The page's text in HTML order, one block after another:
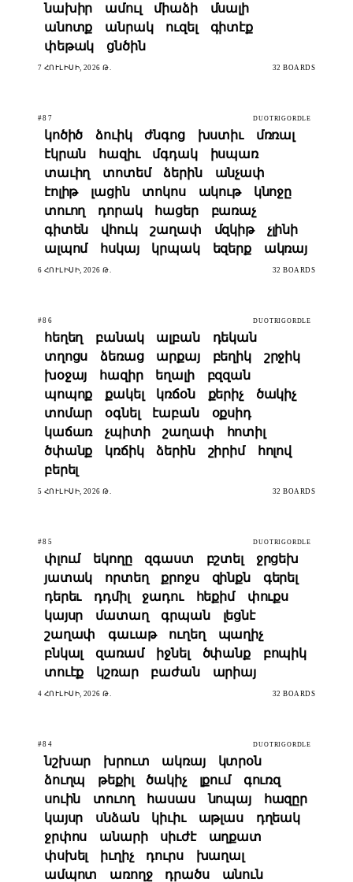
նախիր
ամուլ միաձի
մսալի
անոտք
անրակ ուզել
գիտէք
փեթակ
ցնծին
7 ՀՈՒԼԻՍԻ, 2026 Թ. 32 BOARDS
#87 DUOTRIGORDLE
կոծիծ ձուիկ ժնգոց խստիւ
մռռալ
էկրան
հազիւ մգդակ
իսպառ
տաւիղ
տոտեմ ձերին
անչափ
էոլիթ
լացին տոկոս ակութ
կնոջը
տուող
դորակ հացեր
բառաչ
գիտեն
վհուկ շաղափ մզկիթ
չլինի
ալպոմ
հսկայ կրպակ եզերք ակռայ
6 ՀՈՒԼԻՍԻ, 2026 Թ. 32 BOARDS
#86 DUOTRIGORDLE
հեղեղ բանակ ալբան
դեկան
տղոցս
ձեռաց արքայ բեղիկ
շրջիկ
խօջայ
հազիր եղալի
բզզան
պոպոք
քակել կռճօն քերիչ
ծակիչ
տոմար
օգնել էաբան
օքսիդ
կաճառ
չպիտի շաղափ
հոտիլ
ծփանք
կռճիկ ձերին շիրիմ
հոլով
բերել
5 ՀՈՒԼԻՍԻ, 2026 Թ. 32 BOARDS
#85 DUOTRIGORDLE
փլում եկողը զգաստ բշտել
ջրցեխ
յատակ
որտեղ քրոջս զինքն
գերել
դերեւ
դդմիլ ջադու հեքիմ
փուքս
կայսր
մատաղ գրպան
լեցնէ
շաղափ
գաւաթ ուղեղ
պաղիչ
բնկալ
զառամ իջնել ծփանք
բոպիկ
տուէք
կշռար բաժան արիայ
4 ՀՈՒԼԻՍԻ, 2026 Թ. 32 BOARDS
#84 DUOTRIGORDLE
նշխար խրուտ ակռայ
կտրօն
ձուղպ
թեքիլ ծակիչ լքում
գուռզ
սուին
տուող հասաս նոպայ
հազըր
կայսր
սնձան կիւիւ աթլաս
դղեակ
ջրփոս
անարի սիւժէ
աղքատ
փսխել
իւղիչ դուրս
խաղալ
ամպոտ
առողջ դրածս
անուն